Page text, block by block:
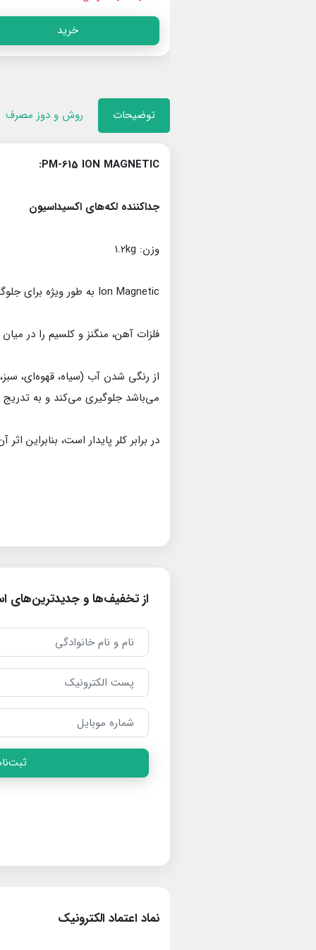
خرید
توضیحات روش و دوز مصرف
PM-615 ION MAGNETIC:
جداکننده لکه‌های اکسیداسیون
وزن: 1.2kg
Ion Magnetic به طور ویژه برای جلوگیری و از بین بردن لکه‌های ناشی از یون های فلزی ساخته شده است.
فلزات آهن، منگنز و کلسیم را در
از رنگی شدن آب (سیاه، قهوه‌ای،
می‌باشد جلوگیری می‌کند و به
در برابر کلر پایدار است، بنابراین
از تخفیف‌ها و جدیدترین‌های
نماد اعتماد الکترونیک